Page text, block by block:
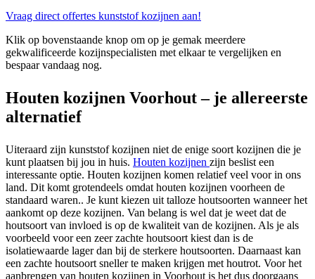
Vraag direct offertes kunststof kozijnen aan!
Klik op bovenstaande knop om op je gemak meerdere
gekwalificeerde kozijnspecialisten met elkaar te vergelijken en
bespaar vandaag nog.
Houten kozijnen Voorhout – je allereerste
alternatief
Uiteraard zijn kunststof kozijnen niet de enige soort kozijnen die je
kunt plaatsen bij jou in huis. Houten kozijnen zijn beslist een
interessante optie. Houten kozijnen komen relatief veel voor in ons
land. Dit komt grotendeels omdat houten kozijnen voorheen de
standaard waren.. Je kunt kiezen uit talloze houtsoorten wanneer het
aankomt op deze kozijnen. Van belang is wel dat je weet dat de
houtsoort van invloed is op de kwaliteit van de kozijnen. Als je als
voorbeeld voor een zeer zachte houtsoort kiest dan is de
isolatiewaarde lager dan bij de sterkere houtsoorten. Daarnaast kan
een zachte houtsoort sneller te maken krijgen met houtrot. Voor het
aanbrengen van houten kozijnen in Voorhout is het dus doorgaans